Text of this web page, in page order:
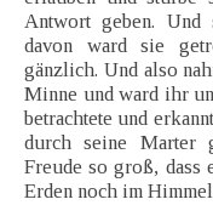
Antwort geben.
davon ward sie
gänzlich. Und also
Minne und ward ihr
betrachtete und
durch seine Marter
Freude so groß, dass
Erden noch im